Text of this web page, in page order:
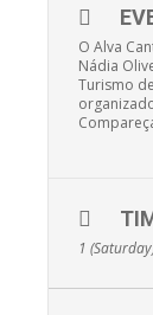
O Alva
Nádia
Turismo
1